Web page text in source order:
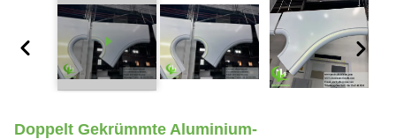
Doppelt Gekrümmte Aluminium-